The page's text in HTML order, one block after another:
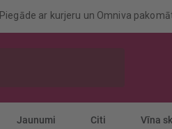
Piegāde ar kurjeru un Omniva
Jaunumi Citi Vīna